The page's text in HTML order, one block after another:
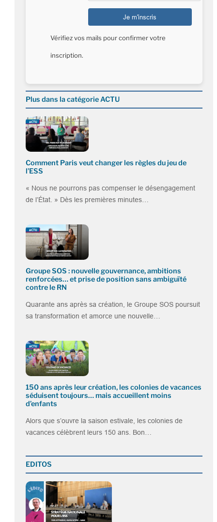
Vérifiez vos mails pour confirmer votre
inscription.
Plus dans la catégorie ACTU
Comment Paris veut changer les règles du jeu de
l’ESS
« Nous ne pourrons pas compenser le désengagement
de l’État. » Dès les premières minutes…
Groupe SOS : nouvelle gouvernance, ambitions
renforcées… et prise de position sans ambiguïté
contre le RN
Quarante ans après sa création, le Groupe SOS poursuit
sa transformation et amorce une nouvelle…
150 ans après leur création, les colonies de vacances
séduisent toujours… mais accueillent moins
d’enfants
Alors que s’ouvre la saison estivale, les colonies de
vacances célèbrent leurs 150 ans. Bon…
EDITOS